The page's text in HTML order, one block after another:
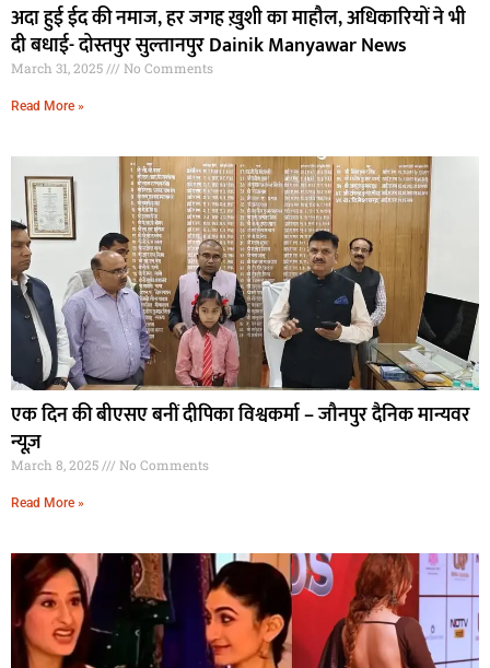
अदा हुई ईद की नमाज, हर जगह ख़ुशी का माहौल, अधिकारियों ने भी
दी बधाई- दोस्तपुर सुल्तानपुर Dainik Manyawar News
March 31, 2025 No Comments
Read More »
एक दिन की बीएसए बनीं दीपिका विश्वकर्मा – जौनपुर दैनिक मान्यवर
न्यूज़
March 8, 2025 No Comments
Read More »